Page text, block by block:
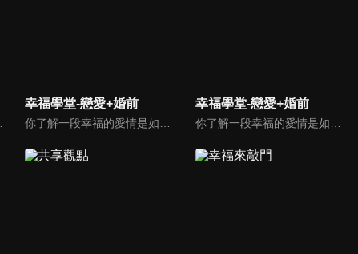
幸福學堂-戀愛+婚前 幸福學堂-戀愛+婚前